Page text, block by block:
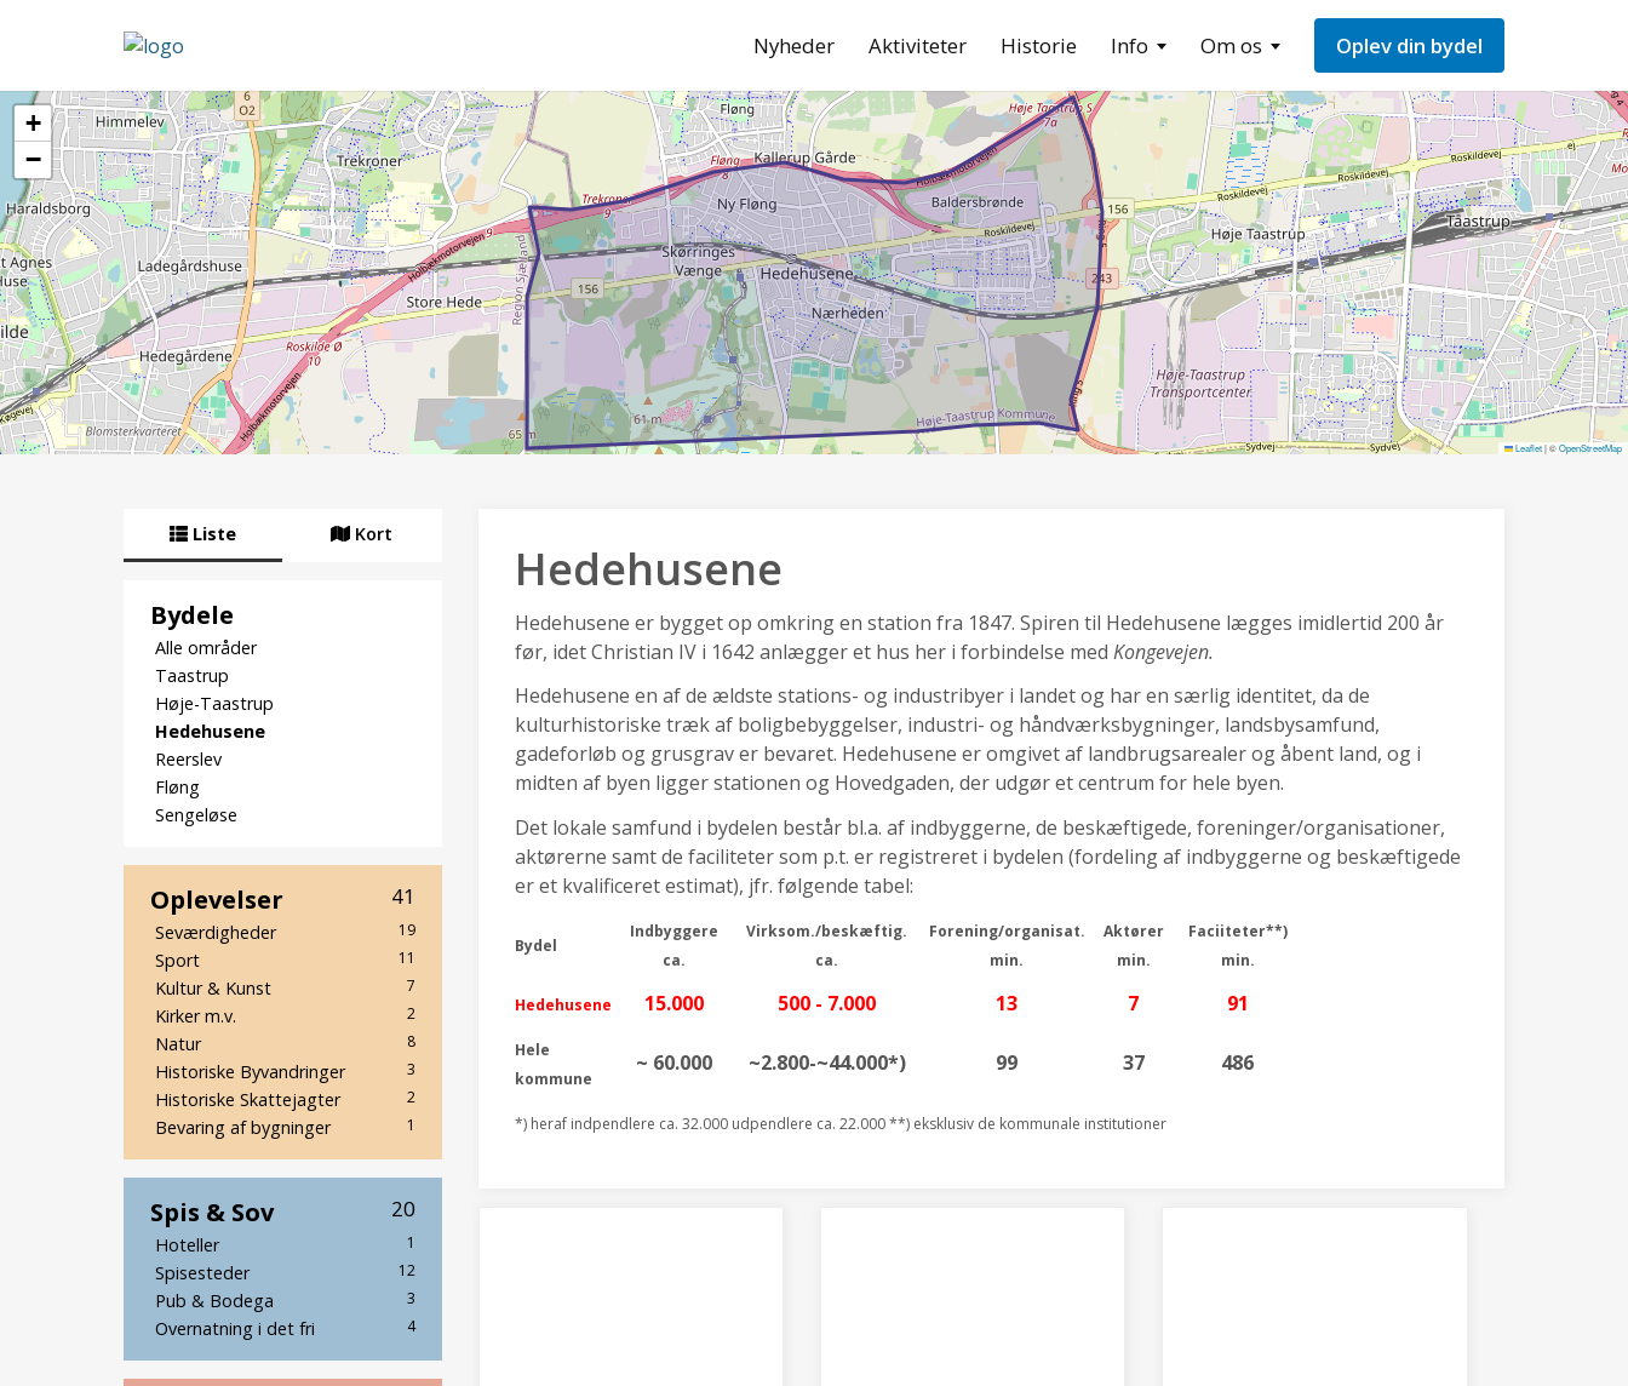
Nyheder Aktiviteter Historie Info Om os Oplev din bydel
+
−
Leaflet|©OpenStreetMap
Liste Kort
Bydele
Alle områder
Taastrup
Høje-Taastrup
Hedehusene
Reerslev
Fløng
Sengeløse
41
Oplevelser
19
Seværdigheder
11
Sport
7
Kultur & Kunst
2
Kirker m.v.
8
Natur
3
Historiske Byvandringer
2
Historiske Skattejagter
1
Bevaring af bygninger
20
Spis & Sov
1
Hoteller
12
Spisesteder
3
Pub & Bodega
4
Overnatning i det fri
Hedehusene
Hedehusene er bygget op omkring en station fra 1847. Spiren til Hedehusene lægges imidlertid 200 år
før, idet Christian IV i 1642 anlægger et hus her i forbindelse med Kongevejen.
Hedehusene en af de ældste stations- og industribyer i landet og har en særlig identitet, da de
kulturhistoriske træk af boligbebyggelser, industri- og håndværksbygninger, landsbysamfund,
gadeforløb og grusgrav er bevaret. Hedehusene er omgivet af landbrugsarealer og åbent land, og i
midten af byen ligger stationen og Hovedgaden, der udgør et centrum for hele byen.
Det lokale samfund i bydelen består bl.a. af indbyggerne, de beskæftigede, foreninger/organisationer,
aktørerne samt de faciliteter som p.t. er registreret i bydelen (fordeling af indbyggerne og beskæftigede
er et kvalificeret estimat), jfr. følgende tabel:
Bydel
Indbyggere
ca.
Virksom./beskæftig.
ca.
Forening/organisat.
min.
Aktører
min.
Faciiteter**)
min.
Hedehusene 15.000 500 - 7.000 13 7 91
Hele
kommune
~ 60.000 ~2.800-~44.000*) 99 37 486
*) heraf indpendlere ca. 32.000 udpendlere ca. 22.000 **) eksklusiv de kommunale institutioner